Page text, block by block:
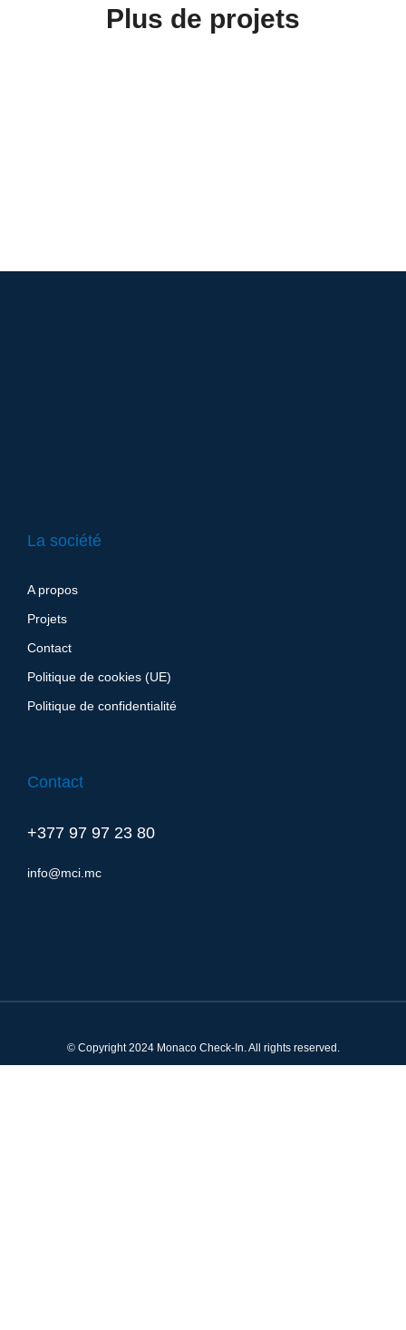
Plus de projets
La société
A propos
Projets
Contact
Politique de cookies (UE)
Politique de confidentialité
Contact
+377 97 97 23 80
info@mci.mc
© Copyright 2024 Monaco Check-In. All rights reserved.